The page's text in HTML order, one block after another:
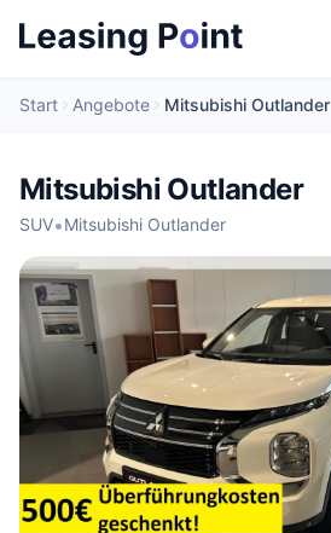
Start Angebote Mitsubishi Outlander
Mitsubishi Outlander
SUV•Mitsubishi Outlander